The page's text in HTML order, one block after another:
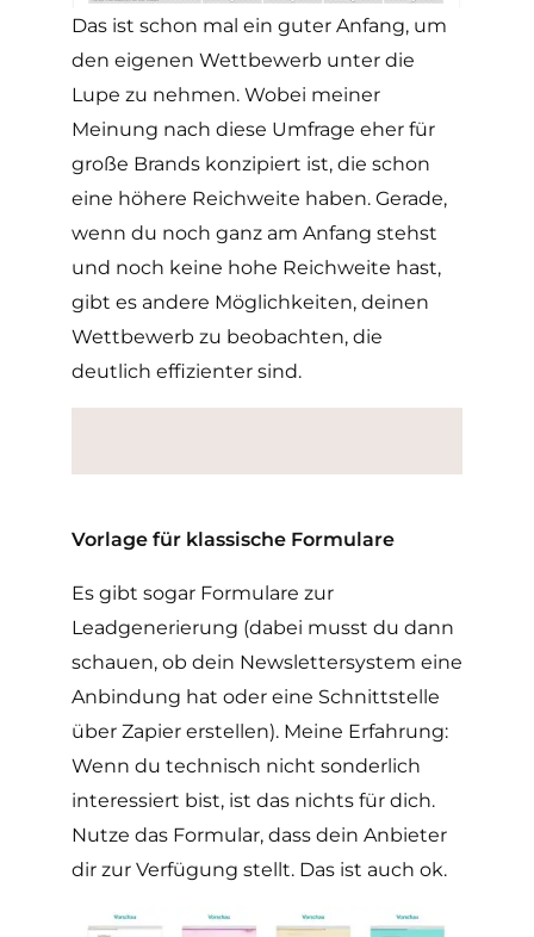
Das ist schon mal ein guter Anfang, um
den eigenen Wettbewerb unter die
Lupe zu nehmen. Wobei meiner
Meinung nach diese Umfrage eher für
große Brands konzipiert ist, die schon
eine höhere Reichweite haben. Gerade,
wenn du noch ganz am Anfang stehst
und noch keine hohe Reichweite hast,
gibt es andere Möglichkeiten, deinen
Wettbewerb zu beobachten, die
deutlich effizienter sind.
Vorlage für klassische Formulare
Es gibt sogar Formulare zur
Leadgenerierung (dabei musst du dann
schauen, ob dein Newslettersystem eine
Anbindung hat oder eine Schnittstelle
über Zapier erstellen). Meine Erfahrung:
Wenn du technisch nicht sonderlich
interessiert bist, ist das nichts für dich.
Nutze das Formular, dass dein Anbieter
dir zur Verfügung stellt. Das ist auch ok.